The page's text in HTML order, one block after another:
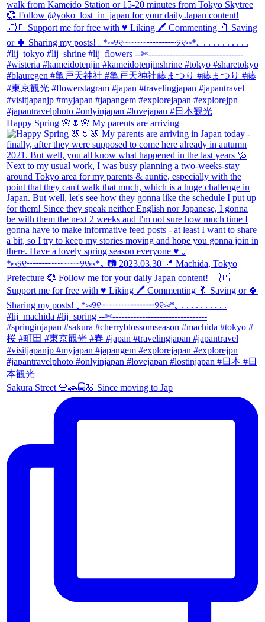
Happy Spring 🌸🌷🌸 My parents are arriving
Sakura Street 🌸🚗🚍🌸 Since moving to Jap